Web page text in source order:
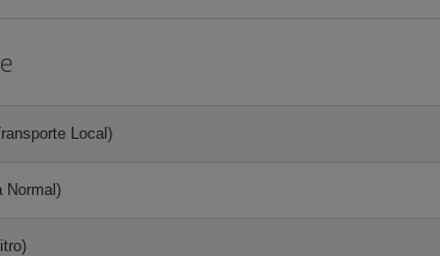
Local)
Normal)